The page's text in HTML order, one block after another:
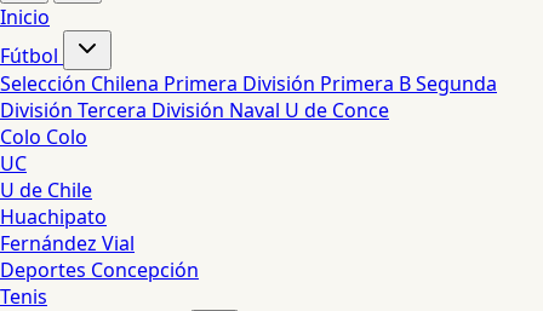
Inicio
Fútbol
Selección Chilena Primera División Primera BSegunda
División Tercera División Naval U de Conce
Colo Colo
UC
U de Chile
Huachipato
Fernández Vial
Deportes Concepción
Tenis